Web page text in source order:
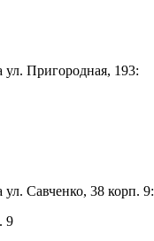
ул. Пригородная, 193:
ул. Савченко, 38 корп. 9:
9